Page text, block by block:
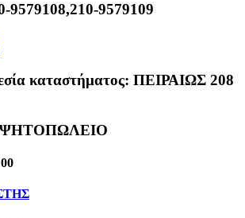
9579108,210-9579109
καταστήματος: ΠΕΙΡΑΙΩΣ 208
ΨΗΤΟΠΩΛΕΙΟ